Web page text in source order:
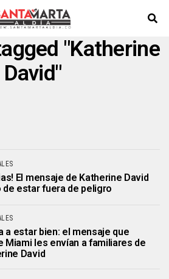
"Katherine
David"
El mensaje de Katherine David
de estar fuera de peligro
a estar bien: el mensaje que
Miami les envían a familiares de
David